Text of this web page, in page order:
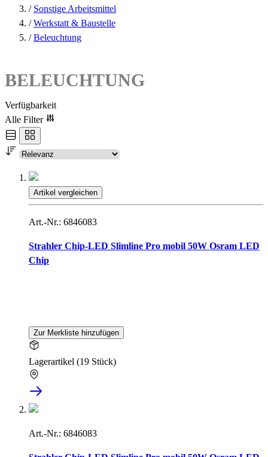
/ Sonstige Arbeitsmittel
/ Werkstatt & Baustelle
/ Beleuchtung
BELEUCHTUNG
Verfügbarkeit
Alle Filter
Artikel vergleichen
Art.-Nr.: 6846083
Strahler Chip-LED Slimline Pro mobil 50W Osram LED
Chip
Zur Merkliste hinzufügen
Lagerartikel (19 Stück)
Art.-Nr.: 6846083